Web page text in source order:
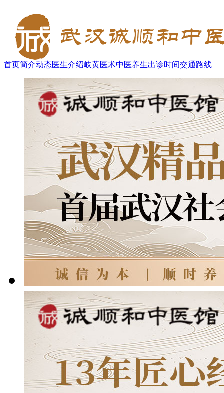
首页简介动态医生介绍岐黄医术中医养生出诊时间交通路线